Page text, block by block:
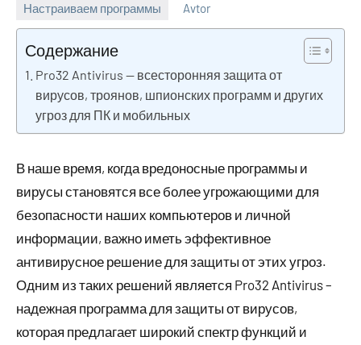
Настраиваем программы
2024
Avtor
Содержание
Pro32 Antivirus — всесторонняя защита от
вирусов, троянов, шпионских программ и других
угроз для ПК и мобильных
В наше время, когда вредоносные программы и
вирусы становятся все более угрожающими для
безопасности наших компьютеров и личной
информации, важно иметь эффективное
антивирусное решение для защиты от этих угроз.
Одним из таких решений является Pro32 Antivirus –
надежная программа для защиты от вирусов,
которая предлагает широкий спектр функций и